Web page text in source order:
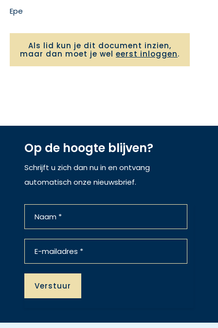
Epe
Als lid kun je dit document inzien,
maar dan moet je wel eerst inloggen.
Op de hoogte blijven?
Schrijft u zich dan nu in en ontvang
automatisch onze nieuwsbrief.